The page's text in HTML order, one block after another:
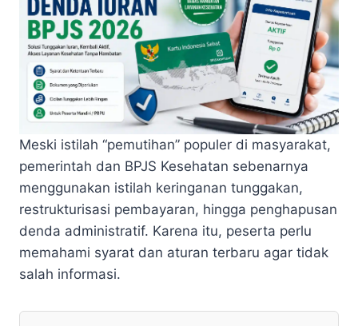
Meski istilah “pemutihan” populer di masyarakat,
pemerintah dan BPJS Kesehatan sebenarnya
menggunakan istilah keringanan tunggakan,
restrukturisasi pembayaran, hingga penghapusan
denda administratif. Karena itu, peserta perlu
memahami syarat dan aturan terbaru agar tidak
salah informasi.